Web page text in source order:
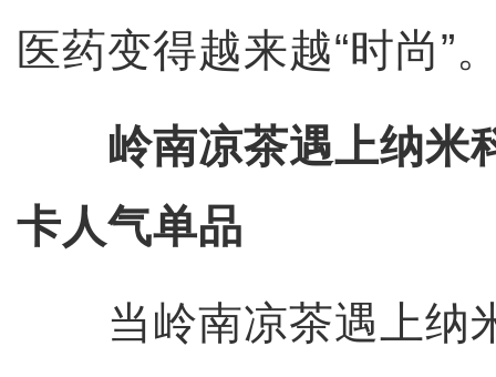
医药变得越来越“时尚”
岭南凉茶遇上纳米
卡人气单品
当岭南凉茶遇上纳